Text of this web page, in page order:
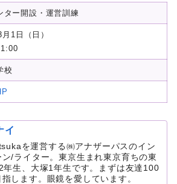
ター開設・運営訓練
1日（日）
校
イ
を運営する㈱アナザーパスのイン
ン/ライター。東京生まれ東京育ちの東
年生、大塚1年生です。まずは友達100
指します。眼鏡を愛しています。